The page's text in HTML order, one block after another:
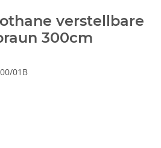
verstellbare
300cm
01B